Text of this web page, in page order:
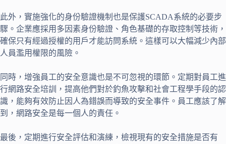
此外，實施強化的身份驗證機制也是保護SCADA系統的必要步
驟。企業應採用多因素身份驗證、角色基礎的存取控制等技術，
確保只有經過授權的用戶才能訪問系統。這樣可以大幅減少內部
人員濫用權限的風險。
同時，增強員工的安全意識也是不可忽視的環節。定期對員工進
行網路安全培訓，提高他們對於釣魚攻擊和社會工程學手段的認
識，能夠有效防止因人為錯誤而導致的安全事件。員工應該了解
到，網路安全是每一個人的責任。
最後，定期進行安全評估和演練，檢視現有的安全措施是否有